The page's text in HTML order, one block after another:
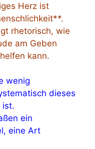
Herz ist
rhetorisch, wie
am Geben
kann.
wenig
dieses
ist.
ein
eine Art